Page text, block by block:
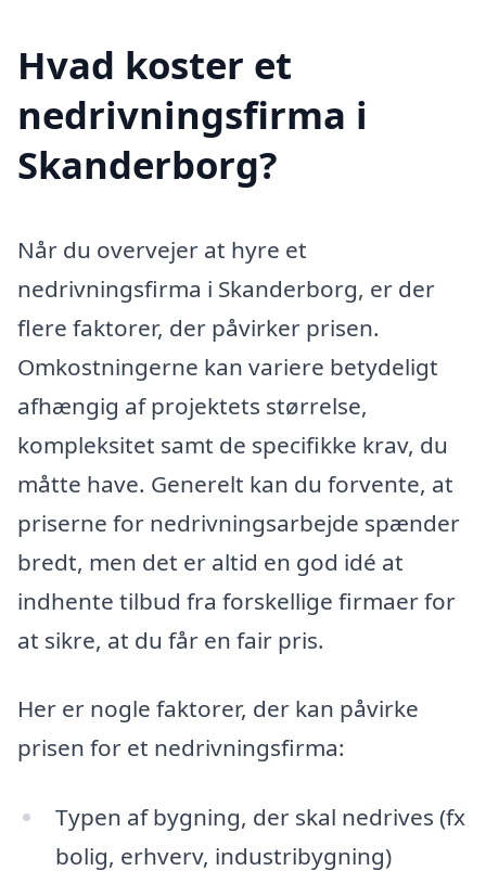
Hvad koster et
nedrivningsfirma i
Skanderborg?
Når du overvejer at hyre et
nedrivningsfirma i Skanderborg, er der
flere faktorer, der påvirker prisen.
Omkostningerne kan variere betydeligt
afhængig af projektets størrelse,
kompleksitet samt de specifikke krav, du
måtte have. Generelt kan du forvente, at
priserne for nedrivningsarbejde spænder
bredt, men det er altid en god idé at
indhente tilbud fra forskellige firmaer for
at sikre, at du får en fair pris.
Her er nogle faktorer, der kan påvirke
prisen for et nedrivningsfirma:
Typen af bygning, der skal nedrives (fx
bolig, erhverv, industribygning)